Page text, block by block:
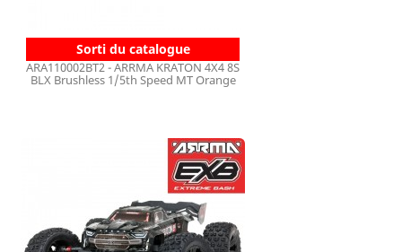
Sorti du catalogue
ARA110002BT2 - ARRMA KRATON 4X4 8S
BLX Brushless 1/5th Speed MT Orange